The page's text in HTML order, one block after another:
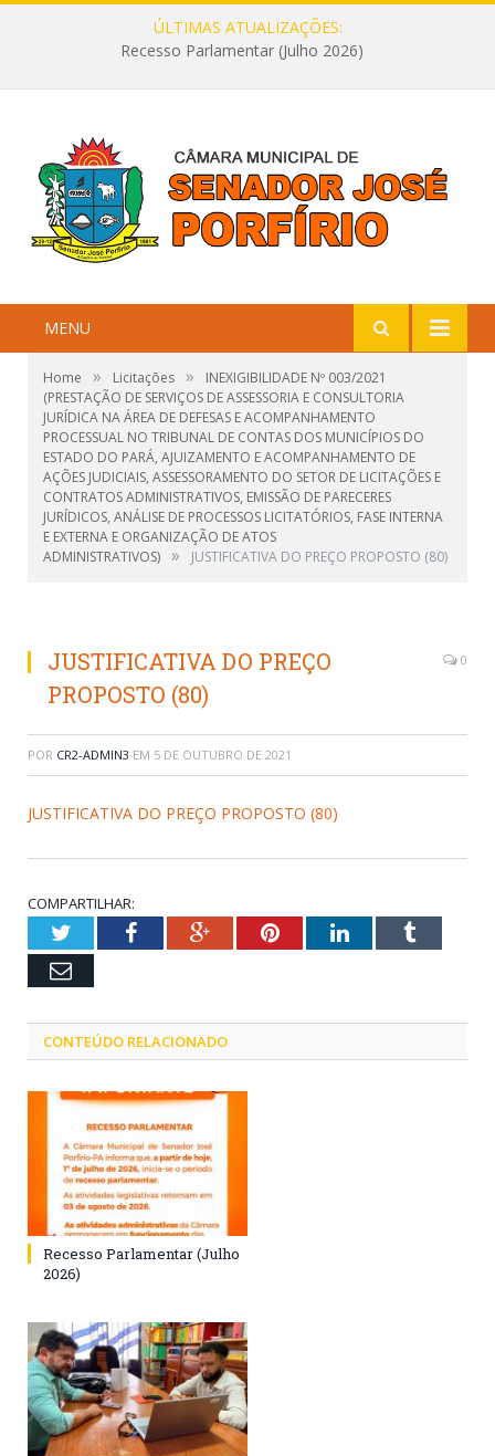
ÚLTIMAS ATUALIZAÇÕES:
Recesso Parlamentar (Julho 2026)
MENU
Home » Licitações »
INEXIGIBILIDADE Nº 003/2021
(PRESTAÇÃO DE SERVIÇOS DE ASSESSORIA E CONSULTORIA
JURÍDICA NA ÁREA DE DEFESAS E ACOMPANHAMENTO
PROCESSUAL NO TRIBUNAL DE CONTAS DOS MUNICÍPIOS DO
ESTADO DO PARÁ, AJUIZAMENTO E ACOMPANHAMENTO DE
AÇÕES JUDICIAIS, ASSESSORAMENTO DO SETOR DE LICITAÇÕES E
CONTRATOS ADMINISTRATIVOS, EMISSÃO DE PARECERES
JURÍDICOS, ANÁLISE DE PROCESSOS LICITATÓRIOS, FASE INTERNA
E EXTERNA E ORGANIZAÇÃO DE ATOS
ADMINISTRATIVOS) » JUSTIFICATIVA DO PREÇO PROPOSTO (80)
JUSTIFICATIVA DO PREÇO
PROPOSTO (80)
0
POR CR2-ADMIN3 EM 5 DE OUTUBRO DE 2021
JUSTIFICATIVA DO PREÇO PROPOSTO (80)
COMPARTILHAR:
TwitterFacebookGoogle+PinterestLinkedInTumblr
Email
CONTEÚDO RELACIONADO
Recesso Parlamentar (Julho
2026)